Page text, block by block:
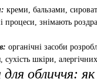
креми, бальзами,
знімають
органічні засоби
шкіри,
обличчя: